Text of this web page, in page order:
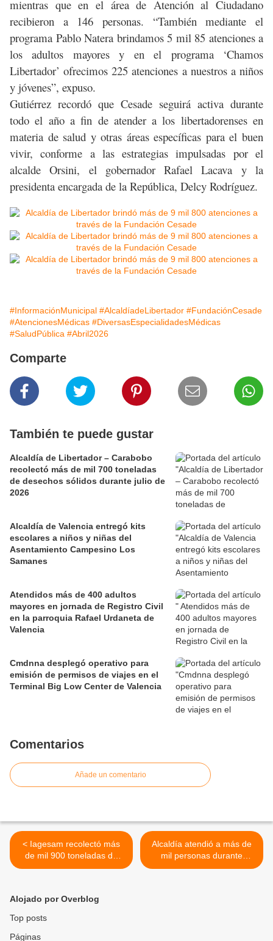
mientras que en el área de Atención al Ciudadano
recibieron a 146 personas. “También mediante el
programa Pablo Natera brindamos 5 mil 85 atenciones a
los adultos mayores y en el programa ‘Chamos
Libertador’ ofrecimos 225 atenciones a nuestros a niños
y jóvenes”, expuso.
Gutiérrez recordó que Cesade seguirá activa durante
todo el año a fin de atender a los libertadorenses en
materia de salud y otras áreas específicas para el buen
vivir, conforme a las estrategias impulsadas por el
alcalde Orsini, el gobernador Rafael Lacava y la
presidenta encargada de la República, Delcy Rodríguez.
#InformaciónMunicipal #AlcaldíadeLibertador #FundaciónCesade
#AtencionesMédicas #DiversasEspecialidadesMédicas
#SaludPública #Abril2026
Comparte
También te puede gustar
Alcaldía de Libertador – Carabobo
recolectó más de mil 700 toneladas
de desechos sólidos durante julio de
2026
Alcaldía de Valencia entregó kits
escolares a niños y niñas del
Asentamiento Campesino Los
Samanes
Atendidos más de 400 adultos
mayores en jornada de Registro Civil
en la parroquia Rafael Urdaneta de
Valencia
Cmdnna desplegó operativo para
emisión de permisos de viajes en el
Terminal Big Low Center de Valencia
Comentarios
Añade un comentario
< Iagesam recolectó más
de mil 900 toneladas de
desechos sólidos en
Alcaldía atendió a más de
mil personas durante
primeras cuatro jornadas
Alojado por Overblog
Top posts
Páginas